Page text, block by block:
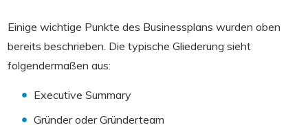
Einige wichtige Punkte des Businessplans wurden oben
bereits beschrieben. Die typische Gliederung sieht
folgendermaßen aus:
Executive Summary
Gründer oder Gründerteam